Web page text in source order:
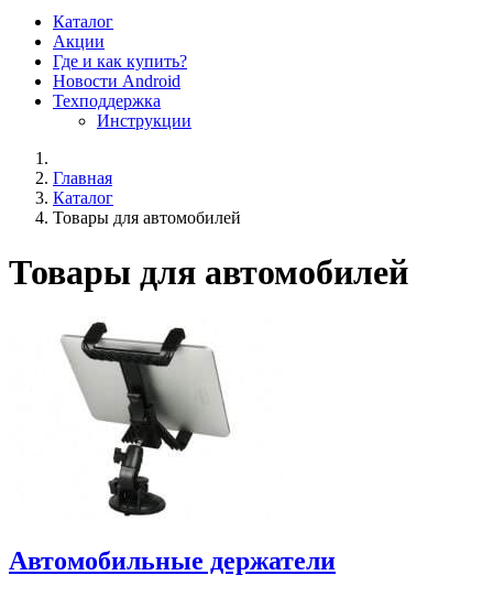
Каталог
Акции
Где и как купить?
Новости Android
Техподдержка
Инструкции
Главная
Каталог
Товары для автомобилей
Товары для автомобилей
Автомобильные держатели